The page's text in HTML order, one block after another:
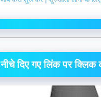
दिए गए लिंक पर